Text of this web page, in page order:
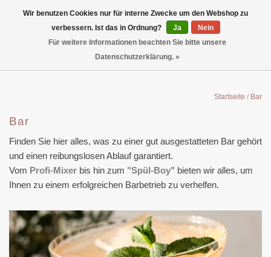
Startseite / Bar
Bar
Finden Sie hier alles, was zu einer gut ausgestatteten Bar gehört
und einen reibungslosen Ablauf garantiert.
Vom Profi-Mixer bis hin zum "Spül-Boy" bieten wir alles, um
Ihnen zu einem erfolgreichen Barbetrieb zu verhelfen.
Wir benutzen Cookies nur für interne Zwecke um den Webshop zu
verbessern. Ist das in Ordnung?
Ja
Nein
Für weitere Informationen beachten Sie bitte unsere
Datenschutzerklärung. »